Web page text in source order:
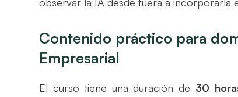
Contenido práctico para
Empresarial
El curso tiene una duración de 30